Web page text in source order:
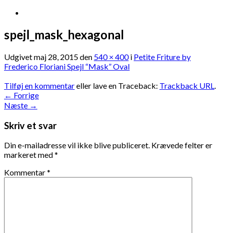
spejl_mask_hexagonal
Udgivetmaj 28, 2015den 540 × 400i Petite Friture by
Frederico Floriani Spejl “Mask” Oval
Tilføj en kommentareller lave en Traceback: Trackback URL.
← Forrige
Næste →
Skriv et svar
Din e-mailadresse vil ikke blive publiceret. Krævede felter er
markeret med*
Kommentar*